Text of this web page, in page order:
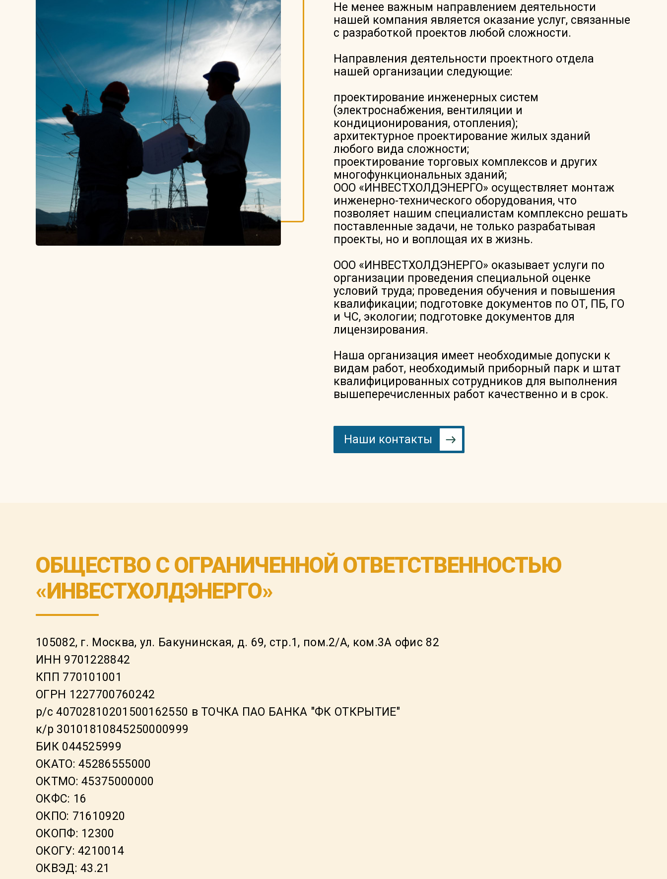
Не менее важным направлением деятельности
нашей компания является оказание услуг, связанные
с разработкой проектов любой сложности.
Направления деятельности проектного отдела
нашей организации следующие:
проектирование инженерных систем
(электроснабжения, вентиляции и
кондиционирования, отопления);
архитектурное проектирование жилых зданий
любого вида сложности;
проектирование торговых комплексов и других
многофункциональных зданий;
ООО «ИНВЕСТХОЛДЭНЕРГО» осуществляет монтаж
инженерно-технического оборудования, что
позволяет нашим специалистам комплексно решать
поставленные задачи, не только разрабатывая
проекты, но и воплощая их в жизнь.
ООО «ИНВЕСТХОЛДЭНЕРГО» оказывает услуги по
организации проведения специальной оценке
условий труда; проведения обучения и повышения
квалификации; подготовке документов по ОТ, ПБ, ГО
и ЧС, экологии; подготовке документов для
лицензирования.
Наша организация имеет необходимые допуски к
видам работ, необходимый приборный парк и штат
квалифицированных сотрудников для выполнения
вышеперечисленных работ качественно и в срок.
Наши контакты
ОБЩЕСТВО С ОГРАНИЧЕННОЙ ОТВЕТСТВЕННОСТЬЮ
«ИНВЕСТХОЛДЭНЕРГО»
105082, г. Москва, ул. Бакунинская, д. 69, стр.1, пом.2/А, ком.3А офис 82
ИНН 9701228842
КПП 770101001
ОГРН 1227700760242
р/с 40702810201500162550 в ТОЧКА ПАО БАНКА "ФК ОТКРЫТИЕ"
к/р 30101810845250000999
БИК 044525999
ОКАТО: 45286555000
ОКТМО: 45375000000
ОКФС: 16
ОКПО: 71610920
ОКОПФ: 12300
ОКОГУ: 4210014
ОКВЭД: 43.21